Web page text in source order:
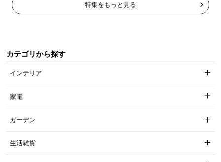
特集をもっと見る
カテゴリから探す
インテリア
家電
ガーデン
生活雑貨